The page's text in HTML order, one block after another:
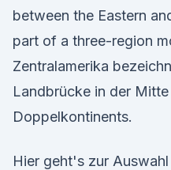
between the Eastern
part of a three-region
Zentralamerika
Landbrücke in der
Doppelkontinents.
Hier geht's zur